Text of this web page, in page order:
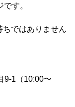
す。
ちではありません
9-1（10:00〜